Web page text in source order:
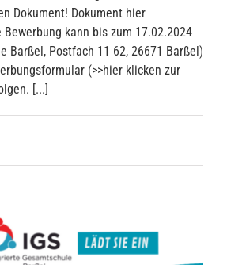
Dokument! Dokument hier
kann bis zum 17.02.2024
Barßel, Postfach 11 62, 26671 Barßel)
(>>hier klicken zur
[...]